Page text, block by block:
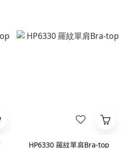
HP6330 羅紋單肩Bra-top